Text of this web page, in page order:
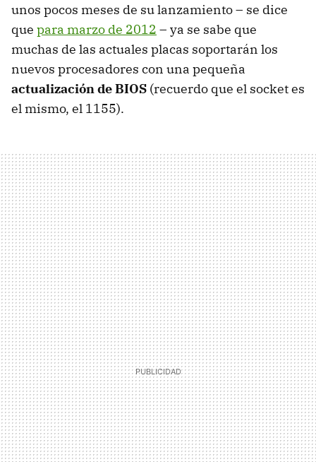
unos pocos meses de su lanzamiento – se dice
que para marzo de 2012 – ya se sabe que
muchas de las actuales placas soportarán los
nuevos procesadores con una pequeña
actualización de BIOS (recuerdo que el socket es
el mismo, el 1155).